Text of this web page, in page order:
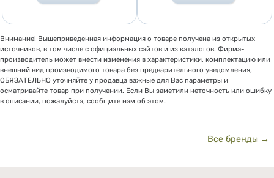
Внимание! Вышеприведенная информация о товаре получена из открытых
источников, в том числе с официальных сайтов и из каталогов. Фирма-
производитель может внести изменения в характеристики, комплектацию или
внешний вид производимого товара без предварительного уведомления,
ОБЯЗАТЕЛЬНО уточняйте у продавца важные для Вас параметры и
осматривайте товар при получении. Если Вы заметили неточность или ошибку
в описании, пожалуйста, сообщите нам об этом.
Все бренды →